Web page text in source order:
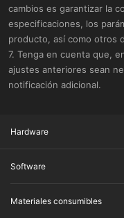
cambios es garantizar la
especificaciones, los
producto, así como otros
7. Tenga en cuenta que,
ajustes anteriores sean
notificación adicional.
Hardware
Software
Materiales consumibles